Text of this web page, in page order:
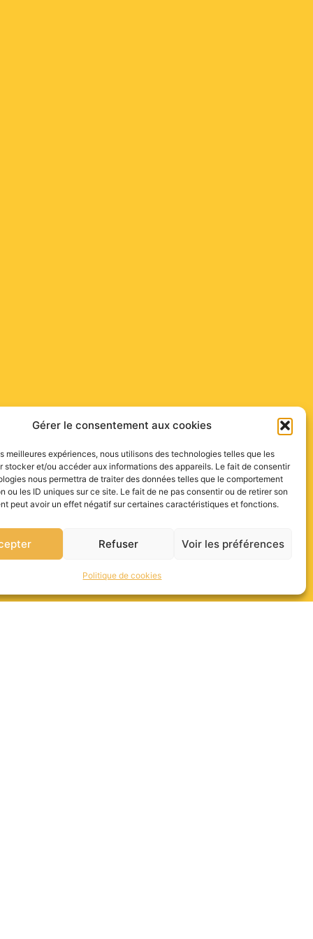
Gérer le consentement aux cookies
meilleures expériences, nous utilisons des technologies telles que les
stocker et/ou accéder aux informations des appareils. Le fait de consentir
nous permettra de traiter des données telles que le comportement
ou les ID uniques sur ce site. Le fait de ne pas consentir ou de retirer son
peut avoir un effet négatif sur certaines caractéristiques et fonctions.
Refuser Voir les préférences
Politique de cookies